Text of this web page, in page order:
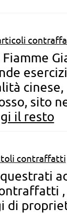
Fiamme
sito
il resto
contraffatti
di